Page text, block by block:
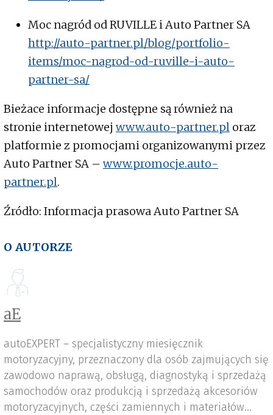
Moc nagród od RUVILLE i Auto Partner SA
http://auto-partner.pl/blog/portfolio-
items/moc-nagrod-od-ruville-i-auto-
partner-sa/
Bieżace informacje dostępne są również na
stronie internetowejwww.auto-partner.pl oraz
platformie z promocjami organizowanymi przez
Auto Partner SA –www.promocje.auto-
partner.pl.
Źródło: Informacja prasowa Auto Partner SA
O AUTORZE
aE
autoEXPERT – specjalistyczny miesięcznik
motoryzacyjny, przeznaczony dla osób zajmujących się
zawodowo naprawą, obsługą, diagnostyką i sprzedażą
samochodów oraz produkcją i sprzedażą akcesoriów
motoryzacyjnych, części zamiennych i materiałów